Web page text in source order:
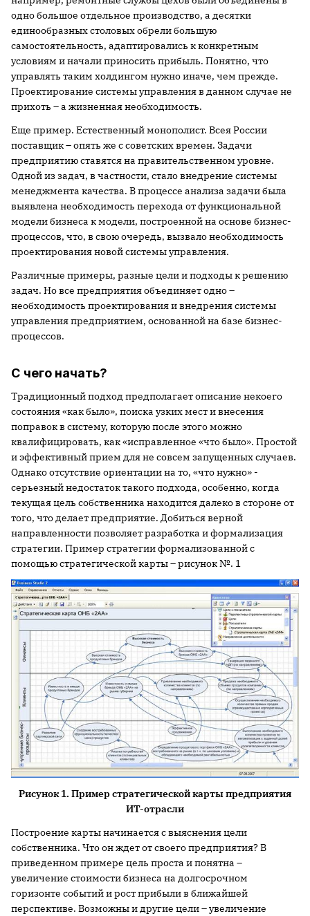
одно большое отдельное производство, а десятки
единообразных столовых обрели большую
самостоятельность, адаптировались к конкретным
условиям и начали приносить прибыль. Понятно, что
управлять таким холдингом нужно иначе, чем прежде.
Проектирование системы управления в данном случае не
прихоть – а жизненная необходимость.
Еще пример. Естественный монополист. Всея России
поставщик – опять же с советских времен. Задачи
предприятию ставятся на правительственном уровне.
Одной из задач, в частности, стало внедрение системы
менеджмента качества. В процессе анализа задачи была
выявлена необходимость перехода от функциональной
модели бизнеса к модели, построенной на основе бизнес-
процессов, что, в свою очередь, вызвало необходимость
проектирования новой системы управления.
Различные примеры, разные цели и подходы к решению
задач. Но все предприятия объединяет одно –
необходимость проектирования и внедрения системы
управления предприятием, основанной на базе бизнес-
процессов.
С чего начать?
Традиционный подход предполагает описание некоего
состояния «как было», поиска узких мест и внесения
поправок в систему, которую после этого можно
квалифицировать, как «исправленное «что было». Простой
и эффективный прием для не совсем запущенных случаев.
Однако отсутствие ориентации на то, «что нужно» -
серьезный недостаток такого подхода, особенно, когда
текущая цель собственника находится далеко в стороне от
того, что делает предприятие. Добиться верной
направленности позволяет разработка и формализация
стратегии. Пример стратегии формализованной с
помощью стратегической карты – рисунок №. 1
Рисунок 1. Пример стратегической карты предприятия
ИТ-отрасли
Построение карты начинается с выяснения цели
собственника. Что он ждет от своего предприятия? В
приведенном примере цель проста и понятна –
увеличение стоимости бизнеса на долгосрочном
горизонте событий и рост прибыли в ближайшей
перспективе. Возможны и другие цели – увеличение